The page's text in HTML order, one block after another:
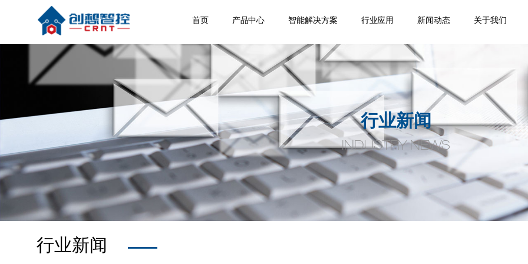
首页 产品中心
焊缝跟踪 焊缝跟踪器
专机焊缝跟踪系统
机器人焊缝跟踪系
统
激光位移 激光位移传感器
点式位移传感器
线式位移传感器
轮廓测量系统
焊缝扫描系统
焊缝寻位系统
焊接相机 焊接相机
空间定位 空间定位系统
其他产品 机器视觉
通用外围设备
监控盒
智能解决方案 行业应用 新闻动态
企业新闻
行业动态
关于我们
行业新闻
INDUSTRY NEWS
行业新闻